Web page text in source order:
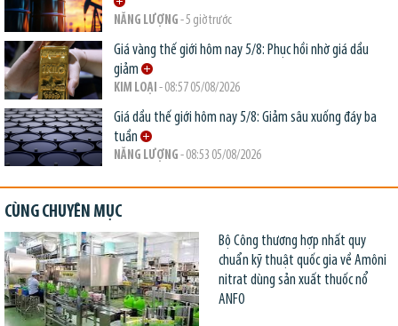
NĂNG LƯỢNG - 5 giờ trước
Giá vàng thế giới hôm nay 5/8: Phục hồi nhờ giá dầu
giảm
KIM LOẠI - 08:57 05/08/2026
Giá dầu thế giới hôm nay 5/8: Giảm sâu xuống đáy ba
tuần
NĂNG LƯỢNG - 08:53 05/08/2026
CÙNG CHUYÊN MỤC
Bộ Công thương hợp nhất quy
chuẩn kỹ thuật quốc gia về Amôni
nitrat dùng sản xuất thuốc nổ
ANFO